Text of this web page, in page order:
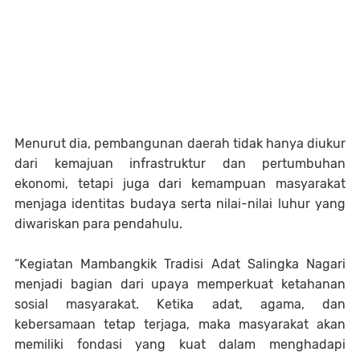
Menurut dia, pembangunan daerah tidak hanya diukur
dari kemajuan infrastruktur dan pertumbuhan
ekonomi, tetapi juga dari kemampuan masyarakat
menjaga identitas budaya serta nilai-nilai luhur yang
diwariskan para pendahulu.
“Kegiatan Mambangkik Tradisi Adat Salingka Nagari
menjadi bagian dari upaya memperkuat ketahanan
sosial masyarakat. Ketika adat, agama, dan
kebersamaan tetap terjaga, maka masyarakat akan
memiliki fondasi yang kuat dalam menghadapi